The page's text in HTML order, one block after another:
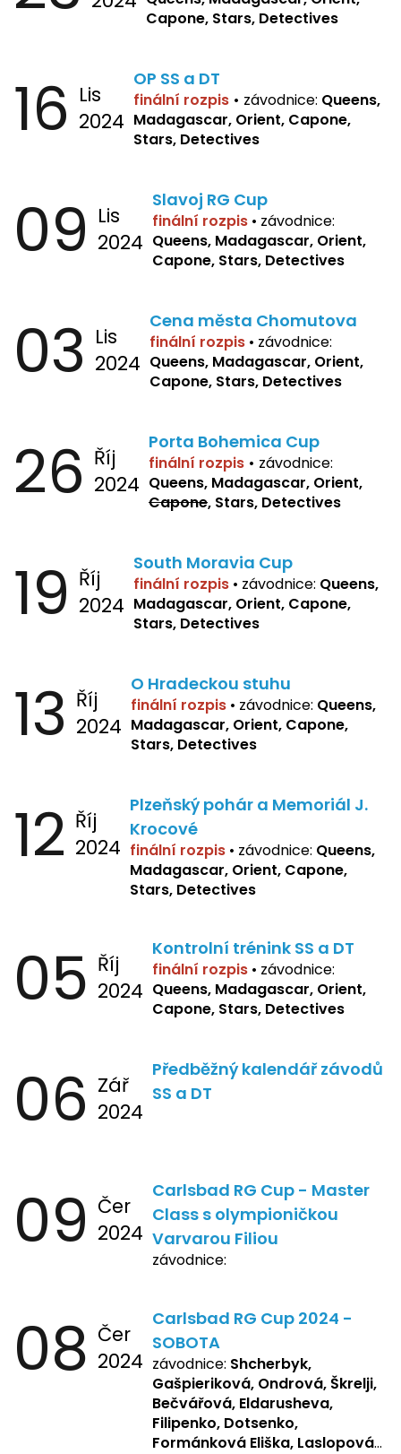
Capone, Stars, Detectives
16 Lis
2024
OP SS a DT
finální rozpis • závodnice: Queens,
Madagascar, Orient, Capone,
Stars, Detectives
09 Lis
2024
Slavoj RG Cup
finální rozpis • závodnice:
Queens, Madagascar, Orient,
Capone, Stars, Detectives
03 Lis
2024
Cena města Chomutova
finální rozpis • závodnice:
Queens, Madagascar, Orient,
Capone, Stars, Detectives
26 Říj
2024
Porta Bohemica Cup
finální rozpis • závodnice:
Queens, Madagascar, Orient,
Capone, Stars, Detectives
19 Říj
2024
South Moravia Cup
finální rozpis • závodnice: Queens,
Madagascar, Orient, Capone,
Stars, Detectives
13 Říj
2024
O Hradeckou stuhu
finální rozpis • závodnice: Queens,
Madagascar, Orient, Capone,
Stars, Detectives
12 Říj
2024
Plzeňský pohár a Memoriál J.
Krocové
finální rozpis • závodnice: Queens,
Madagascar, Orient, Capone,
Stars, Detectives
05 Říj
2024
Kontrolní trénink SS a DT
finální rozpis • závodnice:
Queens, Madagascar, Orient,
Capone, Stars, Detectives
06 Zář
2024
Předběžný kalendář závodů
SS a DT
09 Čer
2024
Carlsbad RG Cup - Master
Class s olympioničkou
Varvarou Filiou
závodnice:
08 Čer
2024
Carlsbad RG Cup 2024 -
SOBOTA
závodnice: Shcherbyk,
Gašpieriková, Ondrová, Škrelji,
Bečvářová, Eldarusheva,
Filipenko, Dotsenko,
Formánková Eliška, Laslopová